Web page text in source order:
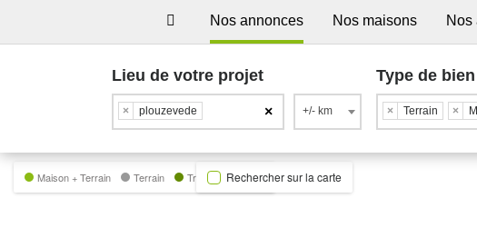
Nos annonces Nos maisons Nos
Lieu de votre projet
×
× plouzevede +/- km
Type de bien
× Terrain ×
Maison + Terrain Terrain Trecobat GreenRechercher sur la carte